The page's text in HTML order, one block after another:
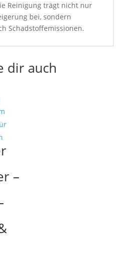
Reinigung trägt nicht nur
bei, sondern
Schadstoffemissionen.
dir auch
–